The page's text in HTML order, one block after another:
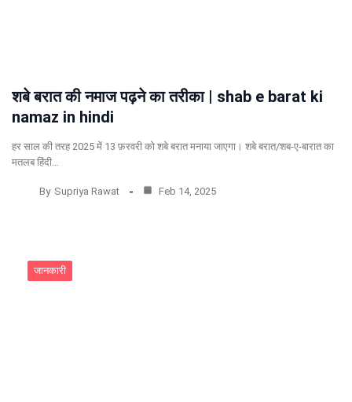
शबे बरात की नमाज पढ़ने का तरीका | shab e barat ki
namaz in hindi
हर साल की तरह 2025 में 13 फ़रवरी को शबे बरात मनाया जाएगा। शबे बरात/शब-ए-बारात का
मतलब हिंदी…
By Supriya Rawat Feb 14, 2025
जानकारी